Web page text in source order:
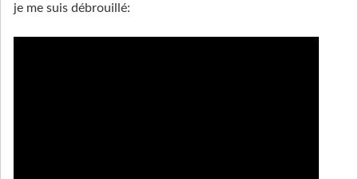
je me suis débrouillé: